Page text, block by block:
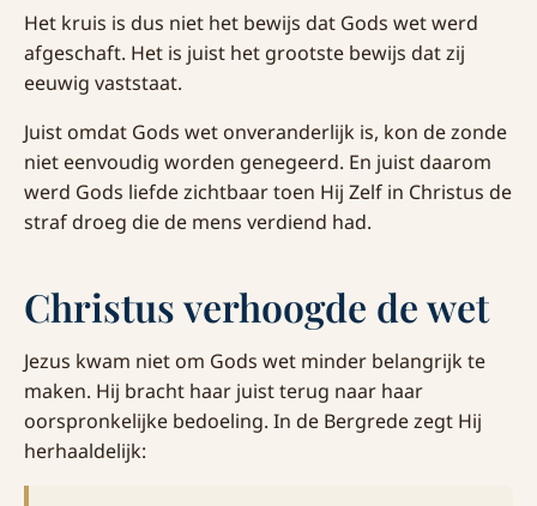
Het kruis is dus niet het bewijs dat Gods wet werd
afgeschaft. Het is juist het grootste bewijs dat zij
eeuwig vaststaat.
Juist omdat Gods wet onveranderlijk is, kon de zonde
niet eenvoudig worden genegeerd. En juist daarom
werd Gods liefde zichtbaar toen Hij Zelf in Christus de
straf droeg die de mens verdiend had.
Christus verhoogde de wet
Jezus kwam niet om Gods wet minder belangrijk te
maken. Hij bracht haar juist terug naar haar
oorspronkelijke bedoeling. In de Bergrede zegt Hij
herhaaldelijk: